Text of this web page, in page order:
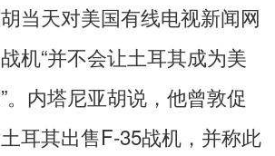
天对美国有线电视新闻网
机“并不会让土耳其成为美
。内塔尼亚胡说，他曾敦促
耳其出售F-35战机，并称此